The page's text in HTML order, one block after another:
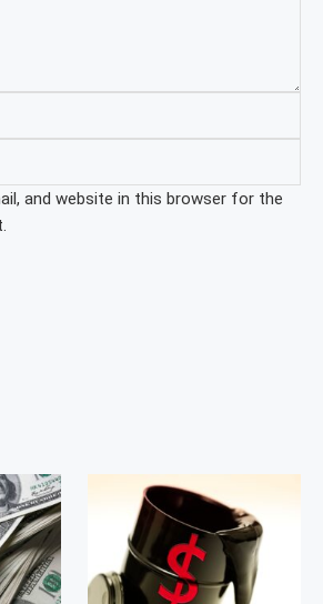
and website in this browser for the